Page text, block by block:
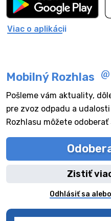
Viac o aplikácii
Mobilný Rozhlas
Pošleme vám aktuality,
pre zvoz odpadu a
Rozhlasu môžete odoberať
Zistiť
Odhlásiť sa